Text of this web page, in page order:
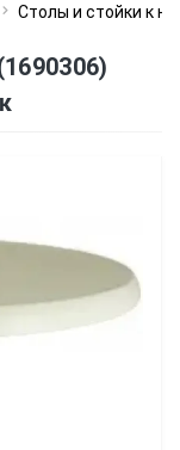
Столы и стойки к